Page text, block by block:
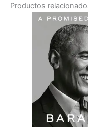
Productos